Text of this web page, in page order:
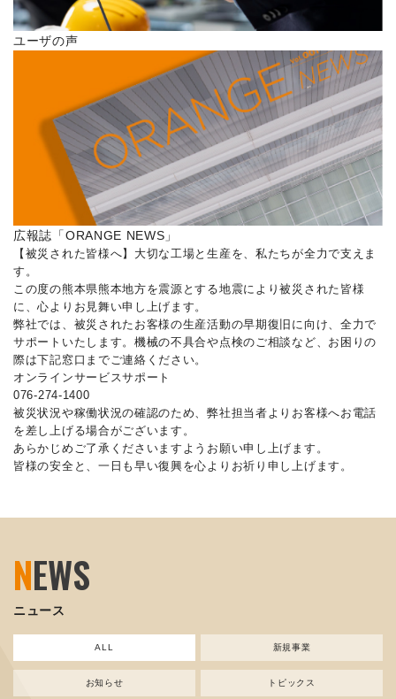
ユーザの声
広報誌「ORANGE NEWS」
【被災された皆様へ】大切な工場と生産を、私たちが全力で支えま
す。
この度の熊本県熊本地方を震源とする地震により被災された皆様
に、心よりお見舞い申し上げます。
弊社では、被災されたお客様の生産活動の早期復旧に向け、全力で
サポートいたします。機械の不具合や点検のご相談など、お困りの
際は下記窓口までご連絡ください。
オンラインサービスサポート
076-274-1400
被災状況や稼働状況の確認のため、弊社担当者よりお客様へお電話
を差し上げる場合がございます。
あらかじめご了承くださいますようお願い申し上げます。
皆様の安全と、一日も早い復興を心よりお祈り申し上げます。
NEWS
ニュース
ALL 新規事業
お知らせ トピックス